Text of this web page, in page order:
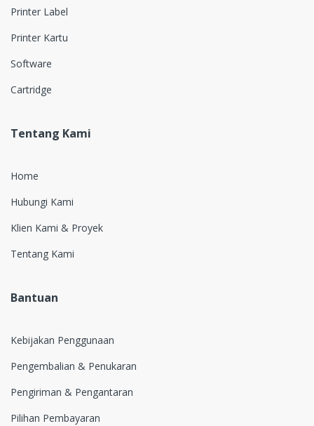
Printer Label
Printer Kartu
Software
Cartridge
Tentang Kami
Home
Hubungi Kami
Klien Kami & Proyek
Tentang Kami
Bantuan
Kebijakan Penggunaan
Pengembalian & Penukaran
Pengiriman & Pengantaran
Pilihan Pembayaran